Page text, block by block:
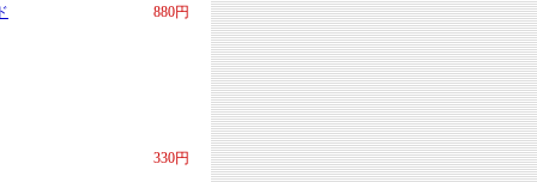
880円
330円